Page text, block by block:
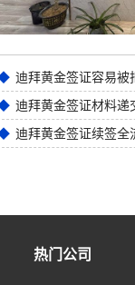
迪拜黄金签证材料递
迪拜黄金签证续签全
热门公司